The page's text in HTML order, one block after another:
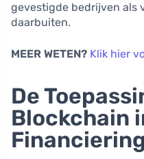
gevestigde bedrijven als
daarbuiten.
MEER WETEN? Klik hier
De
Blockchain
Financiering